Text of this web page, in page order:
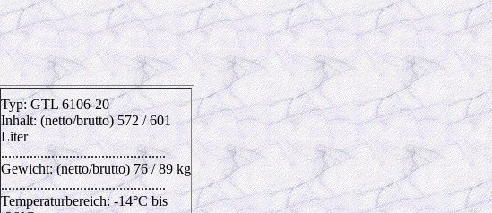
Typ: GTL 6106-20
Inhalt: (netto/brutto) 572 / 601
Liter
..............................................
Gewicht: (netto/brutto) 76 / 89 kg
..............................................
Temperaturbereich: -14°C bis